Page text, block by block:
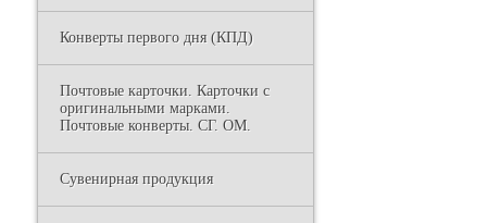
Конверты первого дня (КПД)
Почтовые карточки. Карточки с
оригинальными марками.
Почтовые конверты. СГ. ОМ.
Сувенирная продукция